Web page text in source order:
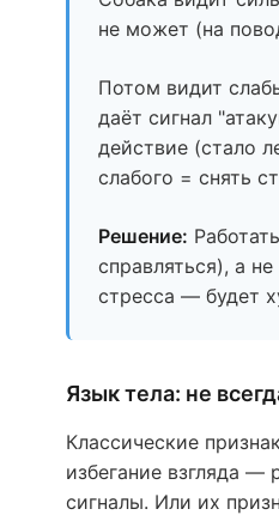
не может (на
Потом видит
даёт сигнал
действие (стало
слабого = снять
Решение:
справляться), а
стресса — будет
Язык тела: не
Классические
избегание взгляда —
сигналы. Или их